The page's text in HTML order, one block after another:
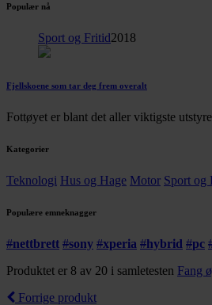
Populær nå
Sport og Fritid2018
Fjellskoene som tar deg frem overalt
Fottøyet er blant det aller viktigste
Kategorier
Teknologi Hus og Hage Motor Sport og
Populære emneknagger
#nettbrett #sony #xperia #hybrid #pc
Produktet er 8 av 20 i samletesten Fang
Forrige produkt